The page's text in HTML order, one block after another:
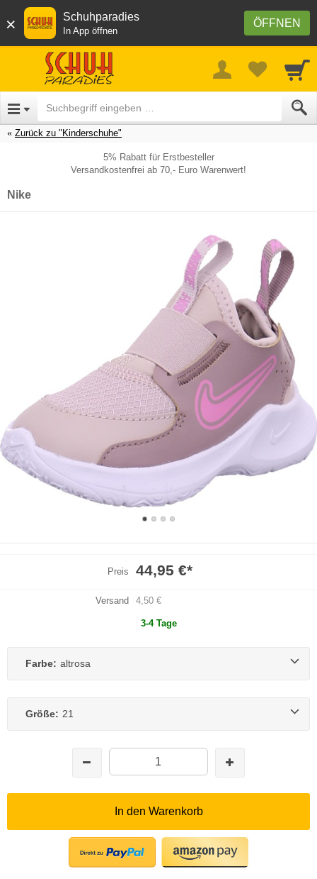
× ÖFFNEN
Schuhparadies
In App öffnen
Zurück zu "Kinderschuhe"
5% Rabatt für Erstbesteller
Versandkostenfrei ab 70,- Euro Warenwert!
Nike
Preis 44,95 €*
Versand 4,50 €
3-4 Tage
Farbe: altrosa
Größe: 21
In den Warenkorb